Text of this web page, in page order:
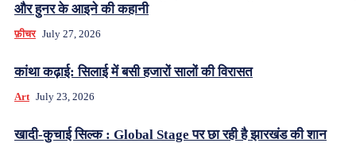
और हुनर के आइने की कहानी
फ़ीचर July 27, 2026
कांथा कढ़ाई: सिलाई में बसी हजारों सालों की विरासत
Art July 23, 2026
खादी-कुचाई सिल्क : Global Stage पर छा रही है झारखंड की शान